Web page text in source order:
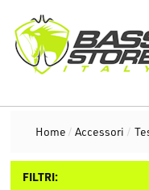
Home / Accessori /
FILTRI: